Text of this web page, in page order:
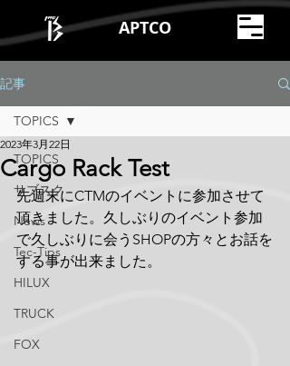
APTCO
記事
TOPICS
サブスク
News
Tec-Tips
HILUX
TRUCK
FOX
TOPICS
Cargo Rack Test
2023年3月22日
先週末にCTMのイベントに参加させて
頂きました。久しぶりのイベント参加
で久しぶりに会うSHOPの方々とお話を
する事が出来ました。